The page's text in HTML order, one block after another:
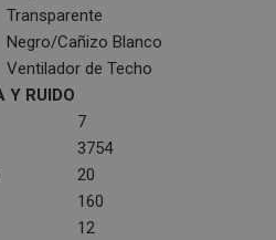
Transparente
Negro/Cañizo Blanco
Ventilador de Techo
Y RUIDO
7
3754
20
160
12